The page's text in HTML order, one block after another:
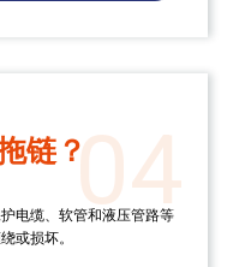
04
链？
电缆、软管和液压管路等
或损坏。